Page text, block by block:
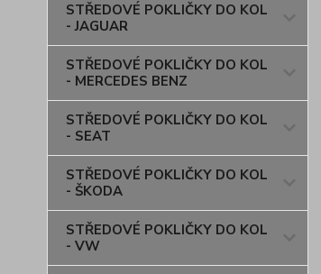
STŘEDOVÉ POKLIČKY DO KOL
- JAGUAR
STŘEDOVÉ POKLIČKY DO KOL
- MERCEDES BENZ
STŘEDOVÉ POKLIČKY DO KOL
- SEAT
STŘEDOVÉ POKLIČKY DO KOL
- ŠKODA
STŘEDOVÉ POKLIČKY DO KOL
- VW